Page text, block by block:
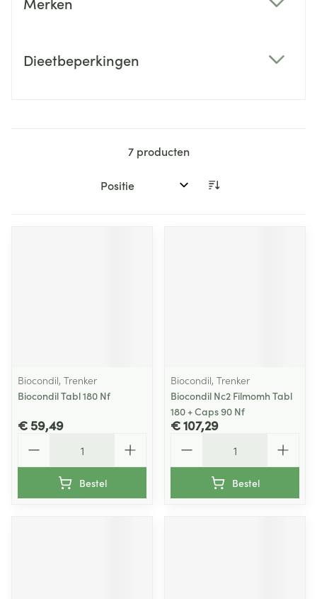
Dieetbeperkingen
7producten
Sorteer op:
Biocondil, Trenker
Biocondil Tabl 180 Nf
€ 59,49
Bestel
Biocondil, Trenker
Biocondil Nc2 Filmomh Tabl
180 + Caps 90 Nf
€ 107,29
Bestel